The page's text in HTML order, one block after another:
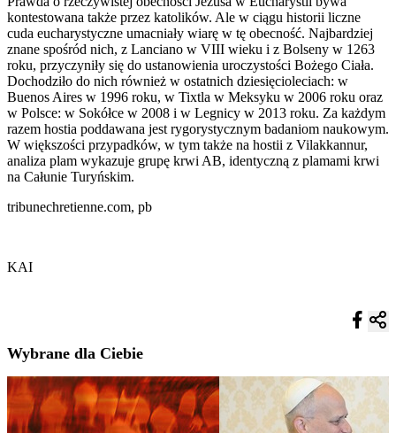
kontestowana także przez katolików. Ale w ciągu historii liczne
cuda eucharystyczne umacniały wiarę w tę obecność. Najbardziej
znane spośród nich, z Lanciano w VIII wieku i z Bolseny w 1263
roku, przyczyniły się do ustanowienia uroczystości Bożego Ciała.
Dochodziło do nich również w ostatnich dziesięcioleciach: w
Buenos Aires w 1996 roku, w Tixtla w Meksyku w 2006 roku oraz
w Polsce: w Sokółce w 2008 i w Legnicy w 2013 roku. Za każdym
razem hostia poddawana jest rygorystycznym badaniom naukowym.
W większości przypadków, w tym także na hostii z Vilakkannur,
analiza plam wykazuje grupę krwi AB, identyczną z plamami krwi
na Całunie Turyńskim.
tribunechretienne.com, pb
KAI
Wybrane dla Ciebie